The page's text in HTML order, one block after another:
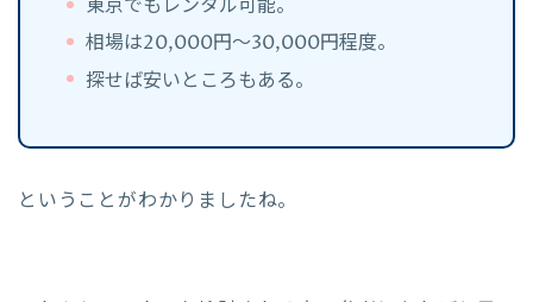
東京でもレンタル可能。
相場は20,000円～30,000円程度。
探せば安いところもある。
ということがわかりましたね。